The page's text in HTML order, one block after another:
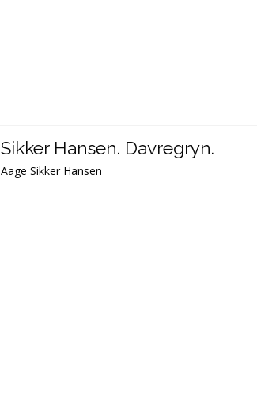
Sikker Hansen. Davregryn.
Aage Sikker Hansen